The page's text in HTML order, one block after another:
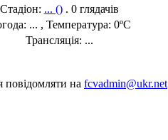
Стадіон: ... (). 0 глядачів
... , Температура: 0ºC
Трансляція: ...
повідомляти на fcvadmin@ukr.net